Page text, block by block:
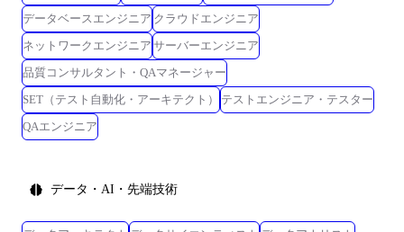
データベースエンジニア クラウドエンジニア
ネットワークエンジニア サーバーエンジニア
品質コンサルタント・QAマネージャー
SET（テスト自動化・アーキテクト）
テストエンジニア・テスター
QAエンジニア
データ・AI・先端技術